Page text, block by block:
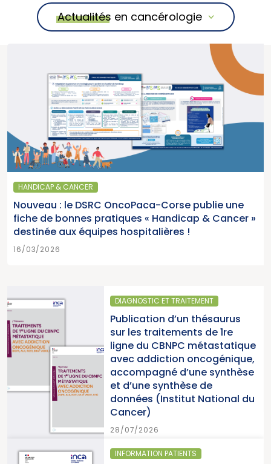
Actualités en cancérologie
HANDICAP & CANCER
Nouveau : le DSRC OncoPaca-Corse publie une
fiche de bonnes pratiques « Handicap & Cancer »
destinée aux équipes hospitalières !
16/03/2026
ET TRAITEMENT
d’un thésaurus
traitements de 1re
CBNPC métastatique
oncogénique,
d’une synthèse
synthèse de
(Institut National du
PATIENTS
pour
du
15/07/